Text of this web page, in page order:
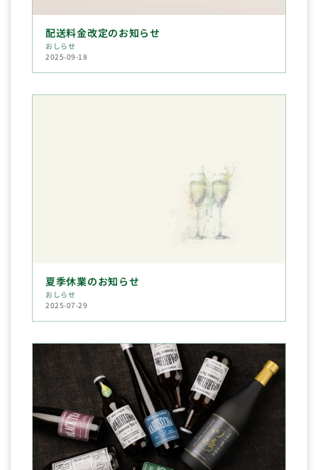
配送料金改定のお知らせ
おしらせ
2025-09-18
夏季休業のお知らせ
おしらせ
2025-07-29